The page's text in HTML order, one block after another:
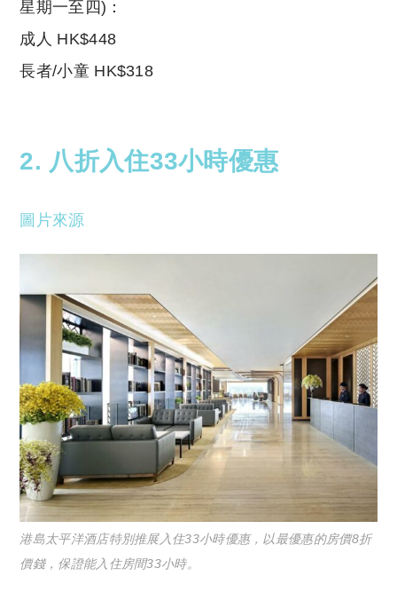
星期一至四)：
成人 HK$448
長者/小童 HK$318
2. 八折入住33小時優惠
圖片來源
港島太平洋酒店特別推展入住33小時優惠，以最優惠的房價8折
價錢，保證能入住房間33小時。